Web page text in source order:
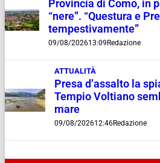
Provincia di Como, in
“nere”. “Questura e
tempestivamente”
09/08/202613:09 Redazione
ATTUALITÀ
Presa d’assalto la
Tempio Voltiano
mare
09/08/202612:46Redazione